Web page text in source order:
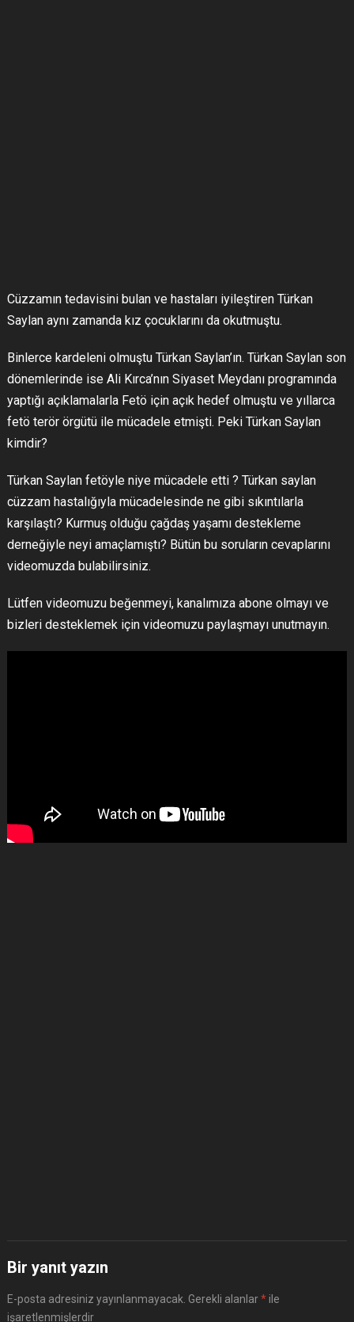
Cüzzamın tedavisini bulan ve hastaları iyileştiren Türkan
Saylan aynı zamanda kız çocuklarını da okutmuştu.
Binlerce kardeleni olmuştu Türkan Saylan’ın. Türkan Saylan son
dönemlerinde ise Ali Kırca’nın Siyaset Meydanı programında
yaptığı açıklamalarla Fetö için açık hedef olmuştu ve yıllarca
fetö terör örgütü ile mücadele etmişti. Peki Türkan Saylan
kimdir?
Türkan Saylan fetöyle niye mücadele etti ? Türkan saylan
cüzzam hastalığıyla mücadelesinde ne gibi sıkıntılarla
karşılaştı? Kurmuş olduğu çağdaş yaşamı destekleme
derneğiyle neyi amaçlamıştı? Bütün bu soruların cevaplarını
videomuzda bulabilirsiniz.
Lütfen videomuzu beğenmeyi, kanalımıza abone olmayı ve
bizleri desteklemek için videomuzu paylaşmayı unutmayın.
Bir yanıt yazın
E-posta adresiniz yayınlanmayacak. Gerekli alanlar*ile
işaretlenmişlerdir